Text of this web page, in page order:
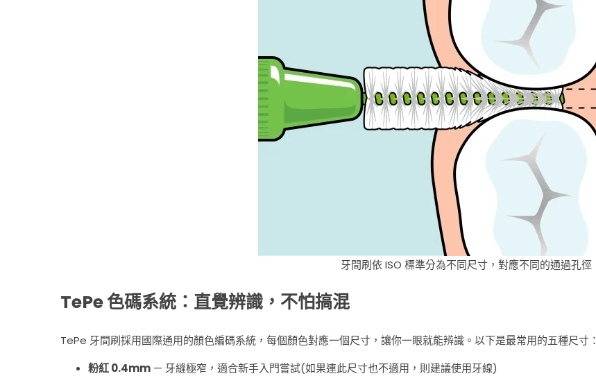
牙間刷依 ISO 標準分為不同尺寸，對應不同的通過孔徑
TePe 色碼系統：直覺辨識，不怕搞混
TePe 牙間刷採用國際通用的顏色編碼系統，每個顏色對應一個尺寸，讓你一眼就能辨識。以下是最常用的五種尺寸：
粉紅 0.4mm — 牙縫極窄，適合新手入門嘗試(如果連此尺寸也不適用，則建議使用牙線)